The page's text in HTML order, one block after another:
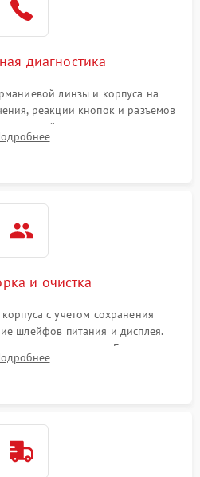
диагностика
линзы и корпуса на
реакции кнопок и разъемов
тепловой сигнатуры на экран,
и считывание системных
и очистка
с учетом сохранения
шлейфов питания и дисплея.
от окислов и пыли. Бережная
специализированными